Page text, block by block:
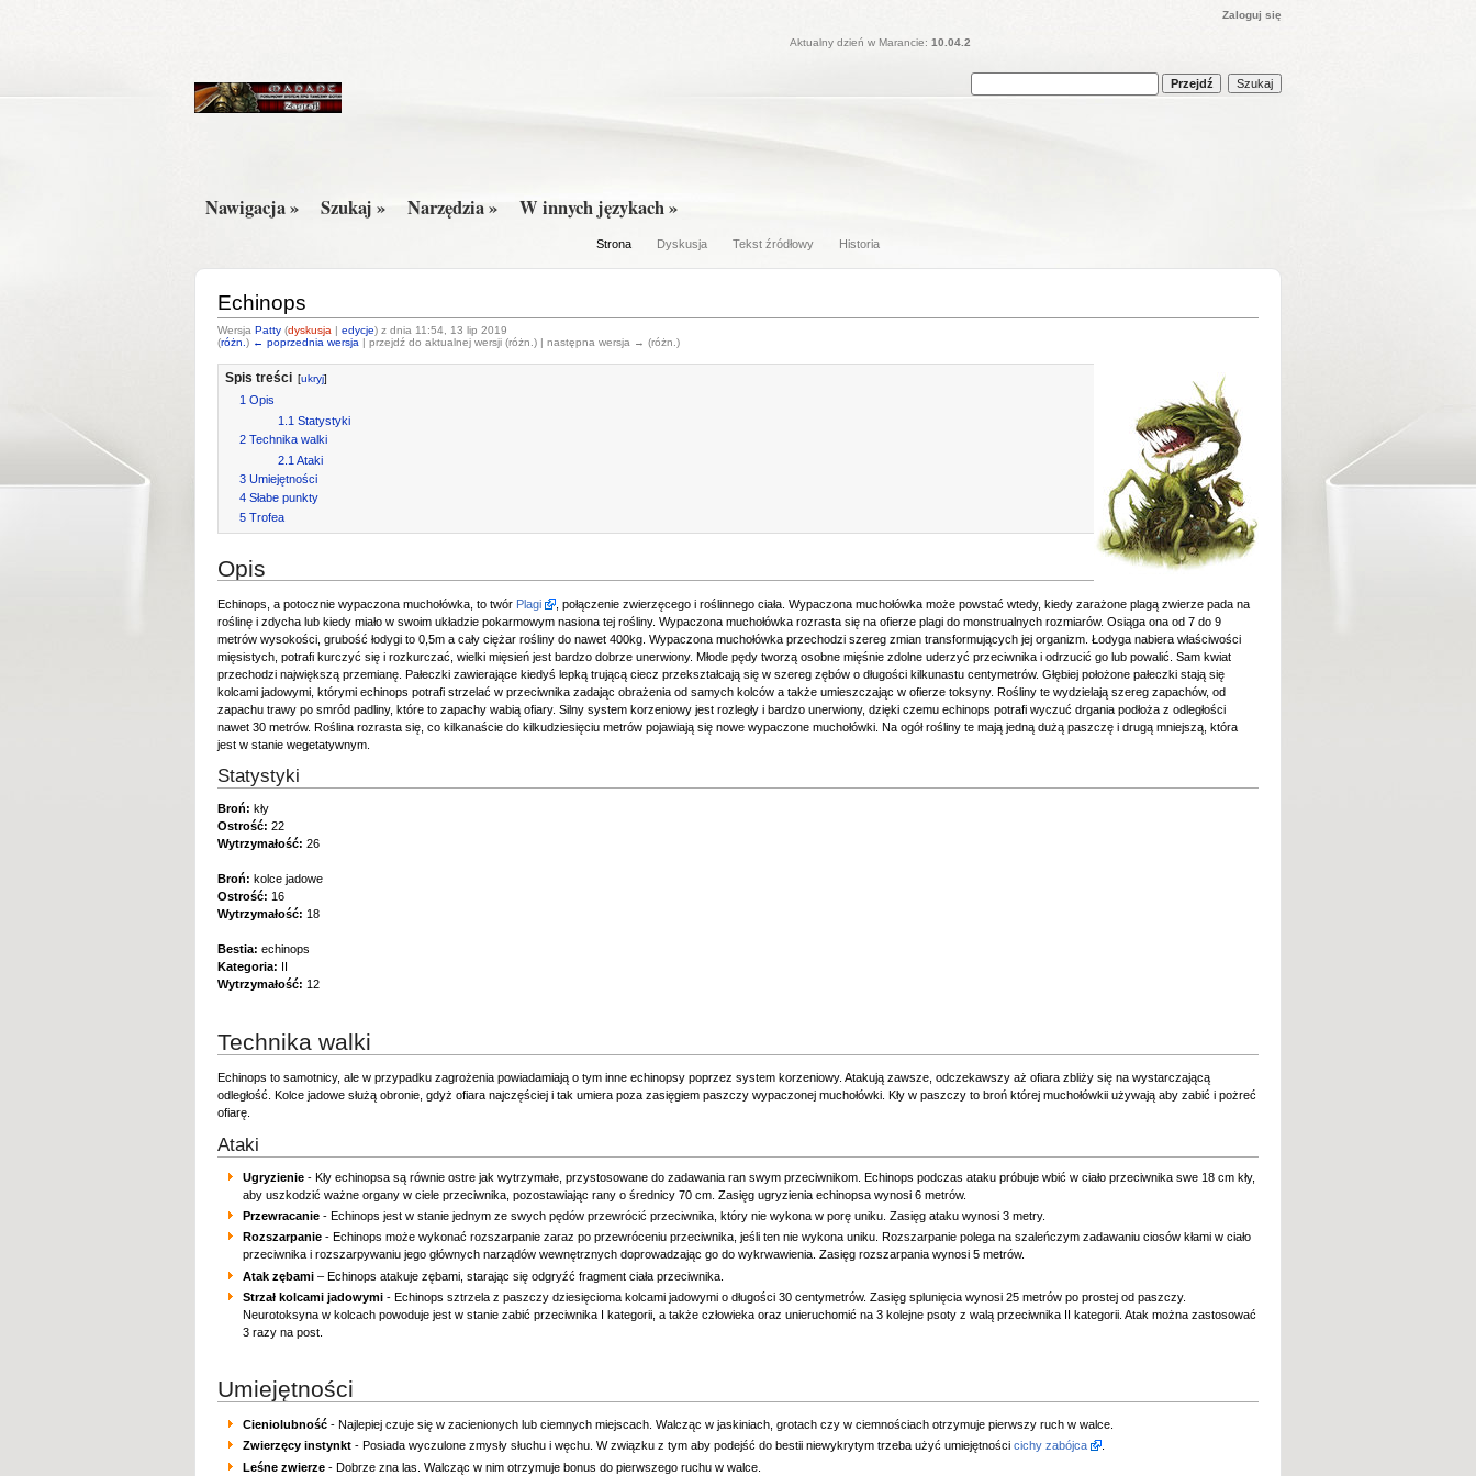
Zaloguj się
Aktualny dzień w Marancie: 10.04.2
Nawigacja » Szukaj » Narzędzia » W innych językach »
Strona Dyskusja Tekst źródłowy Historia
Echinops
Wersja Patty (dyskusja | edycje) z dnia 11:54, 13 lip 2019
(różn. ) ← poprzednia wersja | przejdź do aktualnej wersji (różn.) | następna wersja → (różn.)
Spis treści [ukryj]
1 Opis
1.1 Statystyki
2 Technika walki
2.1 Ataki
3 Umiejętności
4 Słabe punkty
5 Trofea
Opis
Echinops, a potocznie wypaczona muchołówka, to twór Plagi
, połączenie zwierzęcego i roślinnego ciała. Wypaczona muchołówka może powstać wtedy, kiedy zarażone plagą zwierze pada na
roślinę i zdycha lub kiedy miało w swoim układzie pokarmowym nasiona tej rośliny. Wypaczona muchołówka rozrasta się na ofierze plagi do monstrualnych rozmiarów. Osiąga ona od 7 do 9
metrów wysokości, grubość łodygi to 0,5m a cały ciężar rośliny do nawet 400kg. Wypaczona muchołówka przechodzi szereg zmian transformujących jej organizm. Łodyga nabiera właściwości
mięsistych, potrafi kurczyć się i rozkurczać, wielki mięsień jest bardzo dobrze unerwiony. Młode pędy tworzą osobne mięśnie zdolne uderzyć przeciwnika i odrzucić go lub powalić. Sam kwiat
przechodzi największą przemianę. Pałeczki zawierające kiedyś lepką trującą ciecz przekształcają się w szereg zębów o długości kilkunastu centymetrów. Głębiej położone pałeczki stają się
kolcami jadowymi, którymi echinops potrafi strzelać w przeciwnika zadając obrażenia od samych kolców a także umieszczając w ofierze toksyny. Rośliny te wydzielają szereg zapachów, od
zapachu trawy po smród padliny, które to zapachy wabią ofiary. Silny system korzeniowy jest rozległy i bardzo unerwiony, dzięki czemu echinops potrafi wyczuć drgania podłoża z odległości
nawet 30 metrów. Roślina rozrasta się, co kilkanaście do kilkudziesięciu metrów pojawiają się nowe wypaczone muchołówki. Na ogół rośliny te mają jedną dużą paszczę i drugą mniejszą, która
jest w stanie wegetatywnym.
Statystyki
Broń: kły
Ostrość: 22
Wytrzymałość: 26
Broń: kolce jadowe
Ostrość: 16
Wytrzymałość: 18
Bestia: echinops
Kategoria: II
Wytrzymałość: 12
Technika walki
Echinops to samotnicy, ale w przypadku zagrożenia powiadamiają o tym inne echinopsy poprzez system korzeniowy. Atakują zawsze, odczekawszy aż ofiara zbliży się na wystarczającą
odległość. Kolce jadowe służą obronie, gdyż ofiara najczęściej i tak umiera poza zasięgiem paszczy wypaczonej muchołówki. Kły w paszczy to broń której muchołówkii używają aby zabić i pożreć
ofiarę.
Ataki
Ugryzienie - Kły echinopsa są równie ostre jak wytrzymałe, przystosowane do zadawania ran swym przeciwnikom. Echinops podczas ataku próbuje wbić w ciało przeciwnika swe 18 cm kły,
aby uszkodzić ważne organy w ciele przeciwnika, pozostawiając rany o średnicy 70 cm. Zasięg ugryzienia echinopsa wynosi 6 metrów.
Przewracanie - Echinops jest w stanie jednym ze swych pędów przewrócić przeciwnika, który nie wykona w porę uniku. Zasięg ataku wynosi 3 metry.
Rozszarpanie - Echinops może wykonać rozszarpanie zaraz po przewróceniu przeciwnika, jeśli ten nie wykona uniku. Rozszarpanie polega na szaleńczym zadawaniu ciosów kłami w ciało
przeciwnika i rozszarpywaniu jego głównych narządów wewnętrznych doprowadzając go do wykrwawienia. Zasięg rozszarpania wynosi 5 metrów.
Atak zębami – Echinops atakuje zębami, starając się odgryźć fragment ciała przeciwnika.
Strzał kolcami jadowymi - Echinops sztrzela z paszczy dziesięcioma kolcami jadowymi o długości 30 centymetrów. Zasięg splunięcia wynosi 25 metrów po prostej od paszczy.
Neurotoksyna w kolcach powoduje jest w stanie zabić przeciwnika I kategorii, a także człowieka oraz unieruchomić na 3 kolejne psoty z walą przeciwnika II kategorii. Atak można zastosować
3 razy na post.
Umiejętności
Cieniolubność - Najlepiej czuje się w zacienionych lub ciemnych miejscach. Walcząc w jaskiniach, grotach czy w ciemnościach otrzymuje pierwszy ruch w walce.
Zwierzęcy instynkt - Posiada wyczulone zmysły słuchu i węchu. W związku z tym aby podejść do bestii niewykrytym trzeba użyć umiejętnościcichy zabójca
Leśne zwierze - Dobrze zna las. Walcząc w nim otrzymuje bonus do pierwszego ruchu w walce.